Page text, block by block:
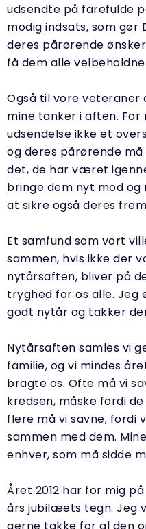
udsendte på farefulde
modig indsats, som
deres pårørende
få dem alle
Også til vore veteraner
mine tanker i aften.
udsendelse ikke et
og deres pårørende
det, de har været
bringe dem nyt mod
at sikre også deres
Et samfund som vort
sammen, hvis ikke der
nytårsaften, bliver på
tryghed for os alle.
godt nytår og takker
Nytårsaften samles vi
familie, og vi mindes
bragte os. Ofte må vi
kredsen, måske fordi
flere må vi savne, fordi
sammen med dem.
enhver, som må sidde
Året 2012 har for mig
års jubilæets tegn. Jeg